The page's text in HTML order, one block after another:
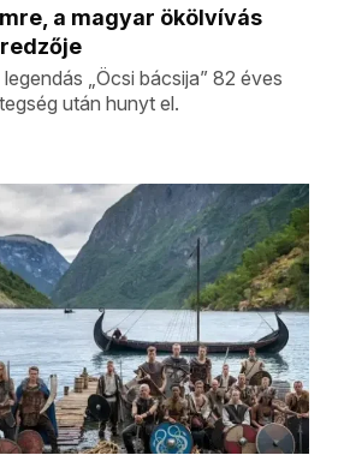
a magyar ökölvívás
„Öcsi bácsija” 82 éves
után hunyt el.